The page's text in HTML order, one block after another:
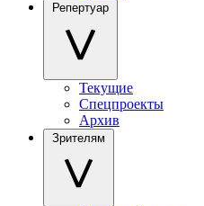
Репертуар
Текущие
Спецпроекты
Архив
Зрителям